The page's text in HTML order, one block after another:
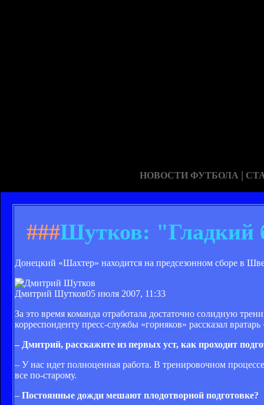
НОВОСТИ ФУТБОЛА |
###Шутков: "Гладкий
Донецкий «Шахтер» находится на предсезонном сборе в
Дмитрий Шутков05 июля 2007, 11:33
За это время команда отработала достаточно солидную
корреспонденту пресс-службы «горняков» рассказал
– Дмитрий, расскажите из первых уст, как проходит
– У нас идет полноценная работа. В тренировочном
все по-старому.
– Постоянные дожди мешают плодотворной подготовке?